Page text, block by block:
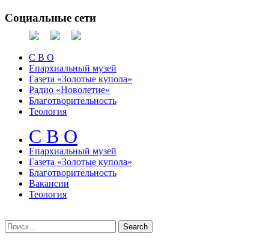
Социальные сети
С В О
Епархиальный музей
Газета «Золотые купола»
Радио «Новолетие»
Благотворительность
Теология
С В О
Епархиальный музeй
Газета «Золотые купола»
Благотворительность
Вакансии
Теология